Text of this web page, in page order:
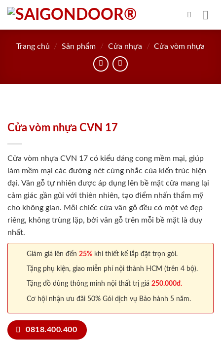
Skip
content
Trang chủ / Sản phẩm / Cửa nhựa / Cửa vòm nhựa
Cửa vòm nhựa CVN 17
Cửa vòm nhựa CVN 17 có kiểu dáng cong mềm mại, giúp
làm mềm mại các đường nét cứng nhắc của kiến trúc hiện
đại. Vân gỗ tự nhiên được áp dụng lên bề mặt cửa mang lại
cảm giác gần gũi với thiên nhiên, tạo điểm nhấn thẩm mỹ
cho không gian. Mỗi chiếc cửa vân gỗ đều có một vẻ đẹp
riêng, không trùng lặp, bởi vân gỗ trên mỗi bề mặt là duy
nhất.
Giảm giá lên đến 25% khi thiết kế lắp đặt trọn gói.
Tặng phụ kiện, giao miễn phí nội thành HCM (trên 4 bộ).
Tặng đồ dùng thông minh nội thất trị giá 250.000đ.
Cơ hội nhận ưu đãi 50% Gói dịch vụ Bảo hành 5 năm.
0818.400.400